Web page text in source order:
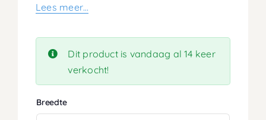
Lees meer…
Dit product is vandaag al 14 keer
verkocht!
Breedte